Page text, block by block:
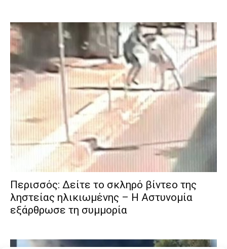
Περισσός: Δείτε το σκληρό βίντεο της
ληστείας ηλικιωμένης – Η Αστυνομία
εξάρθρωσε τη συμμορία